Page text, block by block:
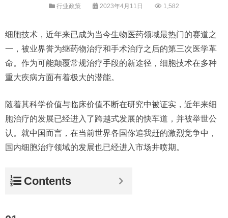
行业政策 2023年4月11日 1,582
细胞技术，近年来已成为当今生物医药领域最热门的赛道之
一，被业界誉为继药物治疗和手术治疗之后的第三次医学革
命。作为可能颠覆常规治疗手段的新途径，细胞技术在多种
重大疾病方面有着极大的潜能。
随着其科学价值与临床价值不断在研究中被证实，近年来细
胞治疗的发展已经进入了跨越式发展的快车道，并被举世公
认。就中国而言，在当前世界各国你追我赶的激烈竞争中，
国内细胞治疗领域的发展也已经进入市场井喷期。
Contents